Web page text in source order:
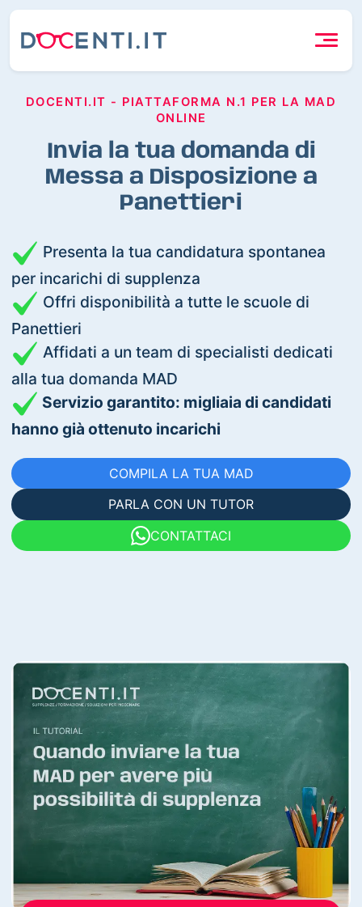
DOCENTI.IT - PIATTAFORMA N.1 PER LA MAD
ONLINE
Invia la tua domanda di
Messa a Disposizione a
Panettieri
Presenta la tua candidatura spontanea
per incarichi di supplenza
Offri disponibilità a tutte le scuole di
Panettieri
Affidati a un team di specialisti dedicati
alla tua domanda MAD
Servizio garantito: migliaia di candidati
hanno già ottenuto incarichi
COMPILA LA TUA MAD
PARLA CON UN TUTOR
CONTATTACI